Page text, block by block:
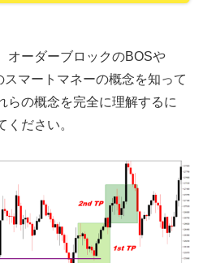
オーダーブロックのBOSや
マートマネーの概念を知って
らの概念を完全に理解するに
ださい。